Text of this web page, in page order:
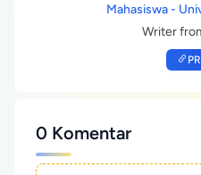
Mahasiswa -
Writer
0 Komentar